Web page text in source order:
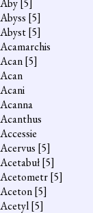
Aby[5]
Abyss [5]
Abyst[5]
Acamarchis
Acan[5]
Acan
Acani
Acanna
Acanthus
Accessie
Acervus [5]
Acetabuł[5]
Acetometr[5]
Aceton[5]
Acetyl[5]